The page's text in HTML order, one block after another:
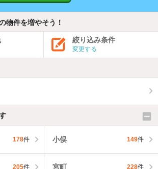
物件を増やそう！
絞り込み条件
変更する
178件 小俣 149件
205件 宮町 228件